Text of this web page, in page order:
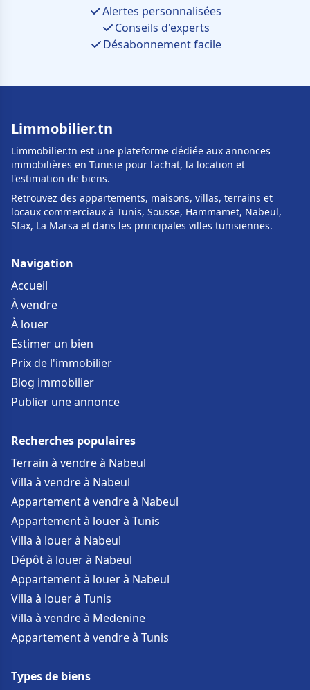
Alertes personnalisées
Conseils d'experts
Désabonnement facile
Limmobilier.tn
Limmobilier.tn est une plateforme dédiée aux annonces
immobilières en Tunisie pour l'achat, la location et
l'estimation de biens.
Retrouvez des appartements, maisons, villas, terrains et
locaux commerciaux à Tunis, Sousse, Hammamet, Nabeul,
Sfax, La Marsa et dans les principales villes tunisiennes.
Navigation
Accueil
À vendre
À louer
Estimer un bien
Prix de l'immobilier
Blog immobilier
Publier une annonce
Recherches populaires
Terrain à vendre à Nabeul
Villa à vendre à Nabeul
Appartement à vendre à Nabeul
Appartement à louer à Tunis
Villa à louer à Nabeul
Dépôt à louer à Nabeul
Appartement à louer à Nabeul
Villa à louer à Tunis
Villa à vendre à Medenine
Appartement à vendre à Tunis
Types de biens